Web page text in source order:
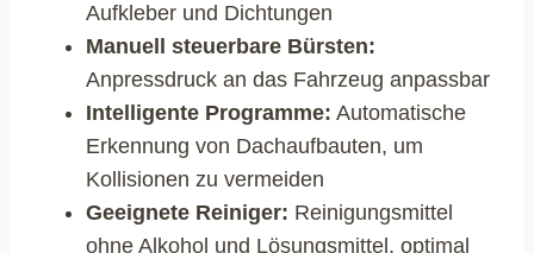
Aufkleber und Dichtungen
Manuell steuerbare Bürsten:
Anpressdruck an das Fahrzeug anpassbar
Intelligente Programme: Automatische
Erkennung von Dachaufbauten, um
Kollisionen zu vermeiden
Geeignete Reiniger: Reinigungsmittel
ohne Alkohol und Lösungsmittel, optimal